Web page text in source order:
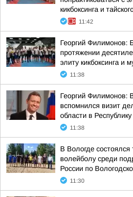
кикбоксинга и
11:42
Георгий Филимонов:
протяжении
элиту кикбоксинга и
11:38
Георгий Филимонов:
вспомнился визит
области в
11:38
В Вологде
волейболу среди
России по
11:30